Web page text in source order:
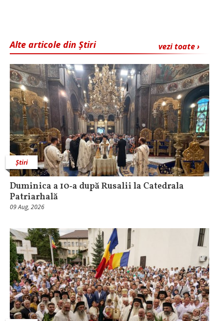
vezi toate ›
Alte articole din Știri
Știri
Duminica a 10‑a după Rusalii la Catedrala
Patriarhală
09 Aug, 2026